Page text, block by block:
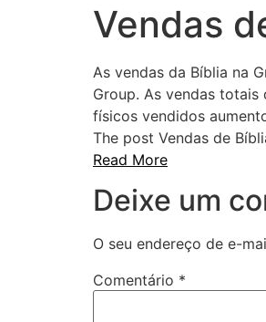
Vendas
As vendas da Bíblia na
Group. As vendas
físicos vendidos
The post Vendas de
Read More
Deixe um
O seu endereço de e-
Comentário *